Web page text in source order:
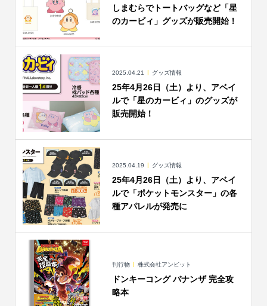
しまむらでトートバッグなど「星
のカービィ」グッズが販売開始！
2025.04.21 グッズ情報
25年4月26日（土）より、アベイ
ルで「星のカービィ」のグッズが
販売開始！
2025.04.19 グッズ情報
25年4月26日（土）より、アベイ
ルで「ポケットモンスター」の各
種アパレルが発売に
刊行物 株式会社アンビット
ドンキーコング バナンザ 完全攻
略本